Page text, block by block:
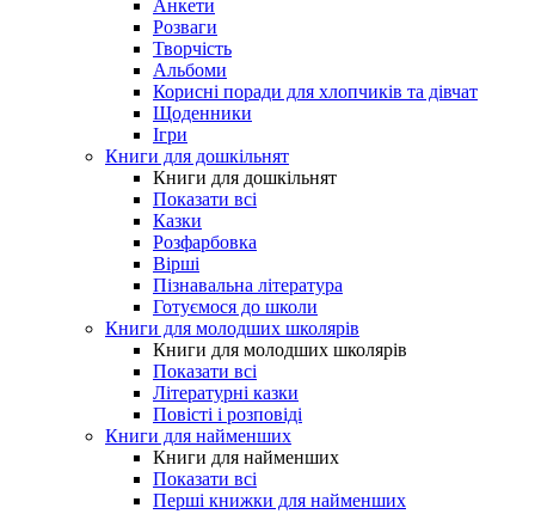
Анкети
Розваги
Творчість
Альбоми
Корисні поради для хлопчиків та дівчат
Щоденники
Ігри
Книги для дошкільнят
Книги для дошкільнят
Показати всі
Казки
Розфарбовка
Вірші
Пізнавальна література
Готуємося до школи
Книги для молодших школярів
Книги для молодших школярів
Показати всі
Літературні казки
Повісті і розповіді
Книги для найменших
Книги для найменших
Показати всі
Перші книжки для найменших